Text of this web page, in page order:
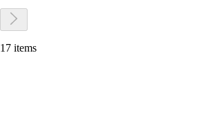
17 items